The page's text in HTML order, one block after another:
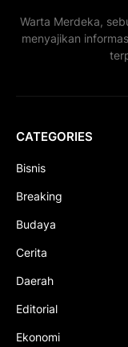
Warta Merdeka,
menyajikan
CATEGORIES
Bisnis
Breaking
Budaya
Cerita
Daerah
Editorial
Ekonomi